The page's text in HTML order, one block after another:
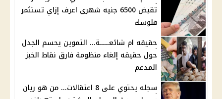
تقبض 6500 جنيه شهرى اعرف إزاي تستثمر
فلوسك
حقيقه ام شائعــــــة... التموين يحسم الجدل
حول حقيقه إلغاء منظومة فارق نقاط الخبز
المدعم
سجله يحتوي على 8 اعتقالات... من هو ريان